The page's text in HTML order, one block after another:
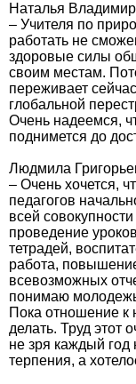
Наталья
– Учителя по
работать не
здоровые силы
своим местам.
переживает
глобальной
Очень надеемся,
поднимется до
Людмила
– Очень хочется,
педагогов
всей
проведение
тетрадей,
работа,
всевозможных
понимаю
Пока отношение к
делать. Труд этот
не зря каждый
терпения, а